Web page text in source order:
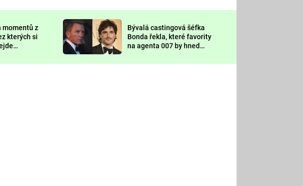
NORRIS
DEADPOOL
Prima LAJK
Sledujte nás
momentů z
kterých si
Bývalá castingová šéfka
Bonda řekla, které favority
na agenta 007 by hned